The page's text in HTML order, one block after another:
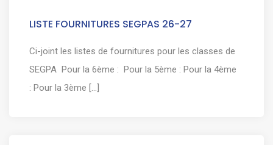
LISTE FOURNITURES SEGPAS 26-27
Ci-joint les listes de fournitures pour les classes de
SEGPA Pour la 6ème : Pour la 5ème : Pour la 4ème
: Pour la 3ème [...]